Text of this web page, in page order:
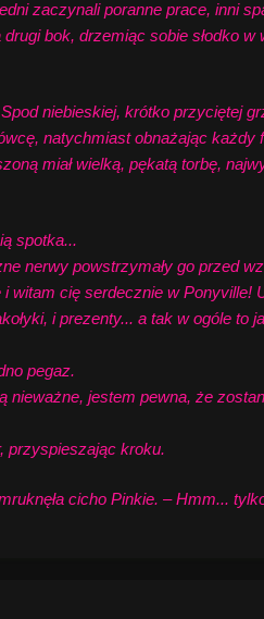
zaczynali poranne prace, inni
bok, drzemiąc sobie słodko w
niebieskiej, krótko przyciętej
natychmiast obnażając każdy
miał wielką, pękatą torbę,
spotka...
nerwy powstrzymały go przed
witam cię serdecznie w Ponyville!
i prezenty... a tak w ogóle to
pegaz.
jestem pewna, że
przyspieszając kroku.
cicho Pinkie. – Hmm...